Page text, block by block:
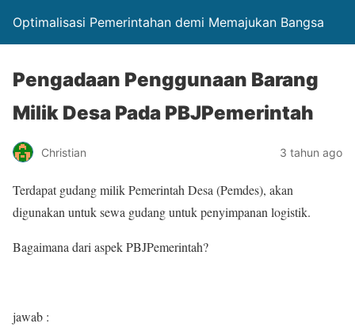
Optimalisasi Pemerintahan demi Memajukan Bangsa
Pengadaan Penggunaan Barang
Milik Desa Pada PBJPemerintah
Christian 3 tahun ago
Terdapat gudang milik Pemerintah Desa (Pemdes), akan
digunakan untuk sewa gudang untuk penyimpanan logistik.
Bagaimana dari aspek PBJPemerintah?
jawab :